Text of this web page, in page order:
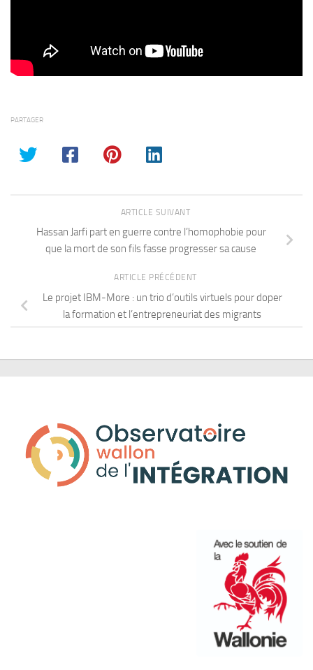
PARTAGER
ARTICLE SUIVANT
Hassan Jarfi part en guerre contre l’homophobie pour
que la mort de son fils fasse progresser sa cause
ARTICLE PRÉCÉDENT
Le projet IBM-More : un trio d’outils virtuels pour doper
la formation et l’entrepreneuriat des migrants